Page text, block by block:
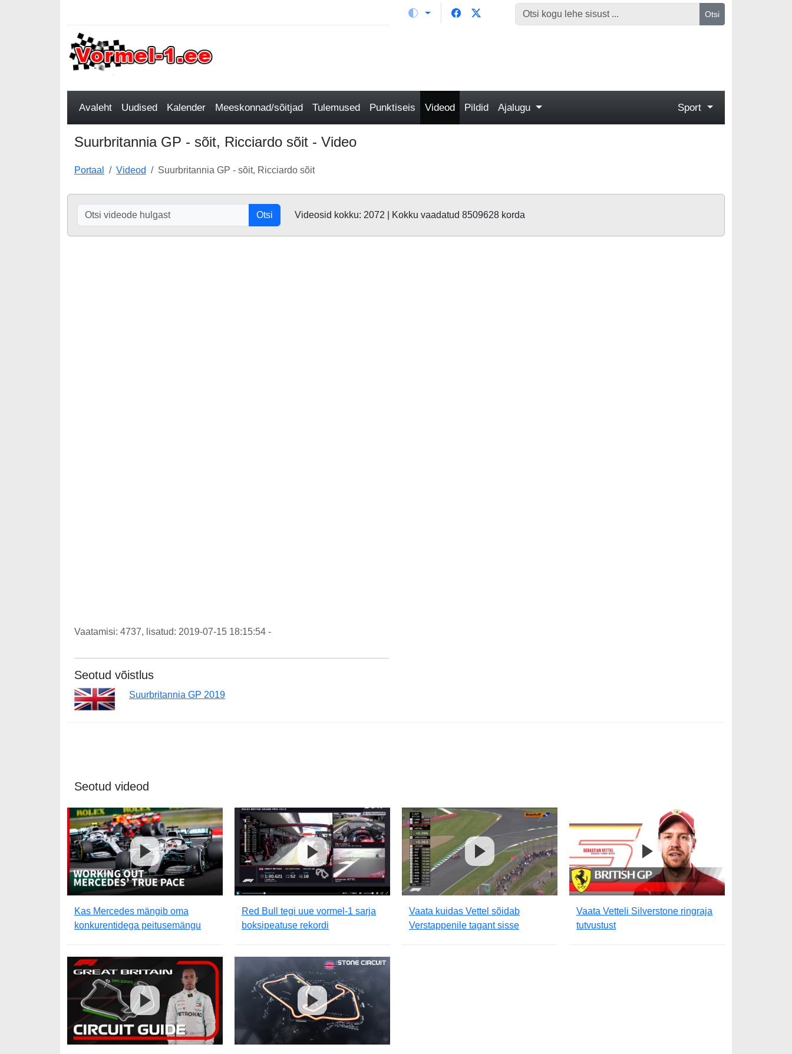
Otsi
Avaleht Uudised Kalender Meeskonnad/sõitjad Tulemused Punktiseis Videod Pildid Ajalugu Sport
Suurbritannia GP - sõit, Ricciardo sõit - Video
Portaal Videod Suurbritannia GP - sõit, Ricciardo sõit
Otsi Videosid kokku: 2072 | Kokku vaadatud 8509628 korda
Vaatamisi: 4737, lisatud: 2019-07-15 18:15:54 -
Seotud võistlus
Suurbritannia GP 2019
Seotud videod
Kas Mercedes mängib oma
konkurentidega peitusemängu
Red Bull tegi uue vormel-1 sarja
boksipeatuse rekordi
Vaata kuidas Vettel sõidab
Verstappenile tagant sisse
Vaata Vetteli Silverstone ringraja
tutvustust